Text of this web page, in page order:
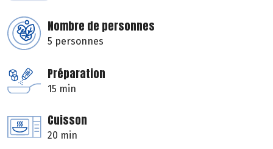
Nombre de personnes
5 personnes
Préparation
15 min
Cuisson
20 min